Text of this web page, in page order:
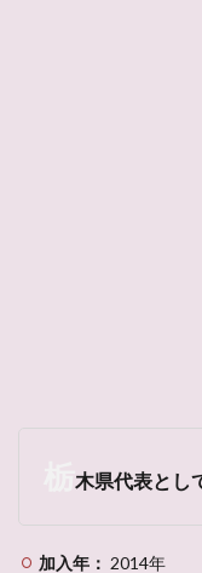
木県代表とし
加入年： 2014年